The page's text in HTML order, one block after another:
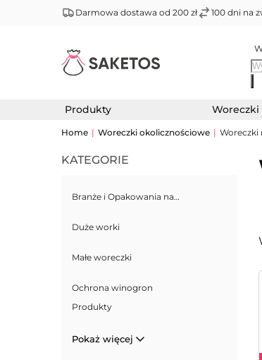
Darmowa dostawa od 200 zł 100 dni na
Produkty Woreczki
Home | Woreczki okolicznościowe | Woreczki
KATEGORIE
Branże i Opakowania na…
Duże worki
Małe woreczki
Ochrona winogron
Produkty
Pokaż więcej